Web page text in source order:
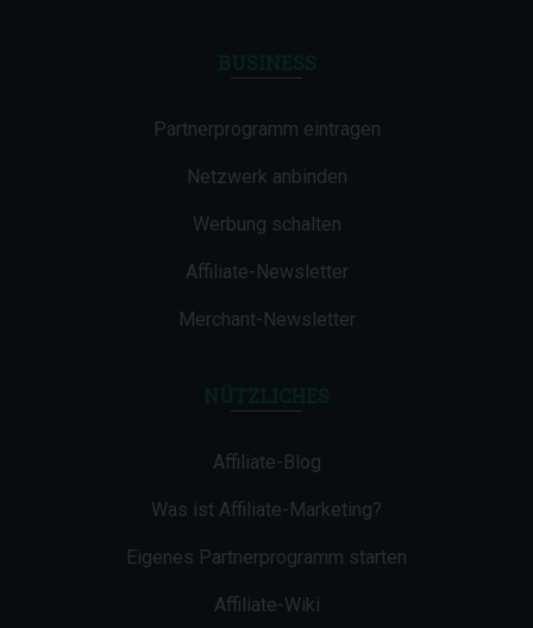
Partnerprogramm eintragen
Netzwerk anbinden
Werbung schalten
Affiliate-Newsletter
Merchant-Newsletter
Affiliate-Blog
Was ist Affiliate-Marketing?
Eigenes Partnerprogramm starten
Affiliate-Wiki